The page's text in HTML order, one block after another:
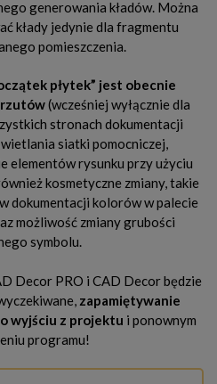
generowania kładów. Można
kłady jedynie dla fragmentu
pomieszczenia.
płytek” jest obecnie
rzutów(wcześniej wyłącznie dla
stronach dokumentacji
siatki pomocniczej,
elementów rysunku przy użyciu
kosmetyczne zmiany, takie
dokumentacji kolorów w palecie
możliwość zmiany grubości
symbolu.
Decor PRO i CAD Decor będzie
zapamiętywanie
wyjściu z projektu i ponownym
programu!